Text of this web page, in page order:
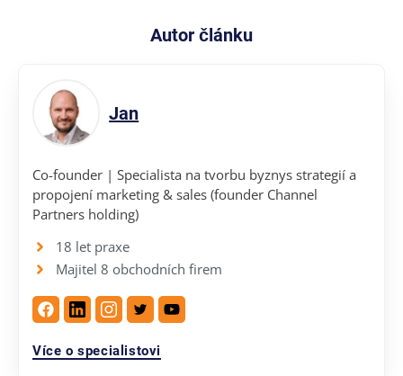
Autor článku
Jan
Co-founder | Specialista na tvorbu byznys strategií a
propojení marketing & sales (founder Channel
Partners holding)
18 let praxe
Majitel 8 obchodních firem
Více o specialistovi